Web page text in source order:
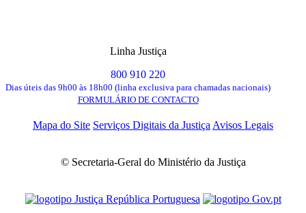
Linha Justiça
800 910 220
Dias úteis das 9h00 às 18h00 (linha exclusiva para chamadas nacionais)
FORMULÁRIO DE CONTACTO
Mapa do Site Serviços Digitais da Justiça Avisos Legais
© Secretaria-Geral do Ministério da Justiça